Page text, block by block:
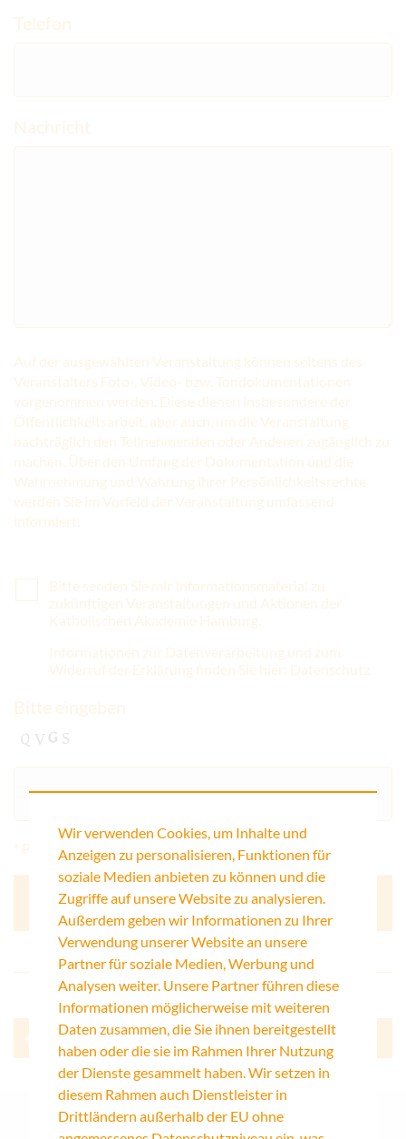
Wir verwenden Cookies, um Inhalte und
Anzeigen zu personalisieren, Funktionen für
soziale Medien anbieten zu können und die
Zugriffe auf unsere Website zu analysieren.
Außerdem geben wir Informationen zu Ihrer
Verwendung unserer Website an unsere
Partner für soziale Medien, Werbung und
Analysen weiter. Unsere Partner führen diese
Informationen möglicherweise mit weiteren
Daten zusammen, die Sie ihnen bereitgestellt
haben oder die sie im Rahmen Ihrer Nutzung
der Dienste gesammelt haben. Wir setzen in
diesem Rahmen auch Dienstleister in
Drittländern außerhalb der EU ohne
Telefon
Nachricht
Auf der ausgewählten Veranstaltung können seitens des
Veranstalters Foto-, Video- bzw. Tondokumentationen
vorgenommen werden. Diese dienen insbesondere der
Öffentlichkeitsarbeit, aber auch, um die Veranstaltung
nachträglich den Teilnehmenden oder Anderen zugänglich zu
machen. Über den Umfang der Dokumentation und die
Wahrnehmung und Wahrung ihrer Persönlichkeitsrechte
werden Sie im Vorfeld der Veranstaltung umfassend
informiert.
Bitte senden Sie mir Informationsmaterial zu
zukünftigen Veranstaltungen und Aktionen der
Katholischen Akademie Hamburg.
Informationen zur Datenverarbeitung und zum
Widerruf der Erklärung finden Sie hier: Datenschutz
Bitte eingeben
* Pflichtfelder
Zurück